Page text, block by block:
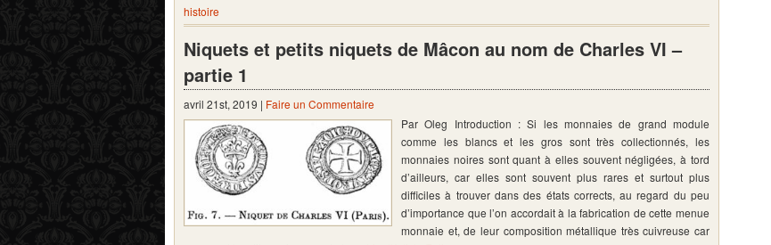
histoire
Niquets et petits niquets de Mâcon au nom de Charles VI –
partie 1
avril 21st, 2019 | Faire un Commentaire
Par Oleg Introduction : Si les monnaies de grand module
comme les blancs et les gros sont très collectionnés, les
monnaies noires sont quant à elles souvent négligées, à tord
d’ailleurs, car elles sont souvent plus rares et surtout plus
difficiles à trouver dans des états corrects, au regard du peu
d’importance que l’on accordait à la fabrication de cette menue
monnaie et, de leur composition métallique très cuivreuse car